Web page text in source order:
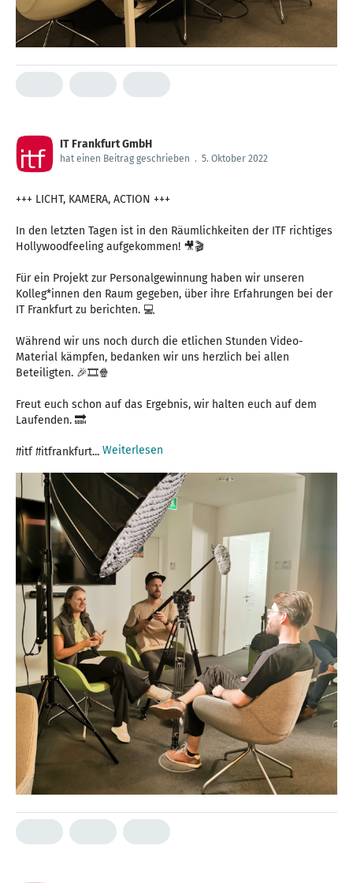
IT Frankfurt GmbH
hat einen Beitrag geschrieben . 5. Oktober 2022
+++ LICHT, KAMERA, ACTION +++
In den letzten Tagen ist in den Räumlichkeiten der ITF richtiges
Hollywoodfeeling aufgekommen! 🎥🎬
Für ein Projekt zur Personalgewinnung haben wir unseren
Kolleg*innen den Raum gegeben, über ihre Erfahrungen bei der
IT Frankfurt zu berichten. 💻
Während wir uns noch durch die etlichen Stunden Video-
Material kämpfen, bedanken wir uns herzlich bei allen
Beteiligten. 🎉🎞🍿
Freut euch schon auf das Ergebnis, wir halten euch auf dem
Laufenden. 🔜
#itf #itfrankfurt... Weiterlesen